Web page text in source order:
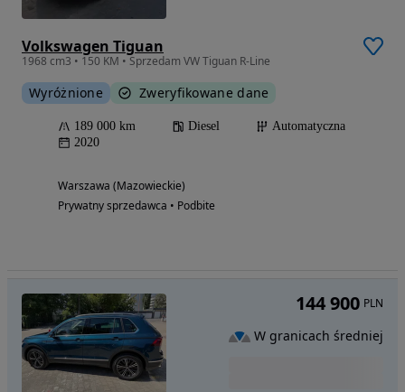
Volkswagen Tiguan
1968 cm3 • 150 KM • Sprzedam VW Tiguan R-Line
Wyróżnione Zweryfikowane dane
189 000 km Diesel
Automatyczna
2020
Warszawa (Mazowieckie)
Prywatny sprzedawca • Podbite
144 900 PLN
W granicach średniej